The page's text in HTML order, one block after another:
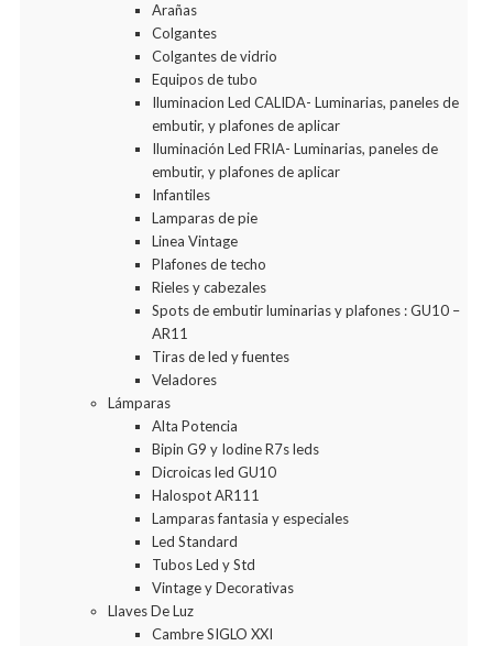
Arañas
Colgantes
Colgantes de vidrio
Equipos de tubo
Iluminacion Led CALIDA- Luminarias, paneles de
embutir, y plafones de aplicar
Iluminación Led FRIA- Luminarias, paneles de
embutir, y plafones de aplicar
Infantiles
Lamparas de pie
Linea Vintage
Plafones de techo
Rieles y cabezales
Spots de embutir luminarias y plafones : GU10 –
AR11
Tiras de led y fuentes
Veladores
Lámparas
Alta Potencia
Bipin G9 y Iodine R7s leds
Dicroicas led GU10
Halospot AR111
Lamparas fantasia y especiales
Led Standard
Tubos Led y Std
Vintage y Decorativas
Llaves De Luz
Cambre SIGLO XXI